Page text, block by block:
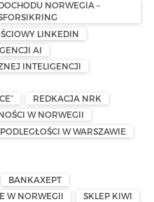
NORWEGIA –
LINKEDIN
AI
INTELIGENCJI
REDKACJA NRK
W NORWEGII
W WARSZAWIE
BANKAXEPT
W NORWEGII
SKLEP KIWI